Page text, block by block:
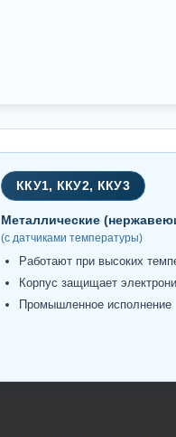
ККУ1, ККУ2, ККУ3
Металлические
(с датчиками температуры)
Работают при высоких
Корпус защищает
Промышленное исполнение